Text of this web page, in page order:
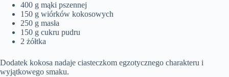
400 g mąki pszennej
150 g wiórków kokosowych
250 g masła
150 g cukru pudru
2 żółtka
Dodatek kokosa nadaje ciasteczkom egzotycznego charakteru i
wyjątkowego smaku.